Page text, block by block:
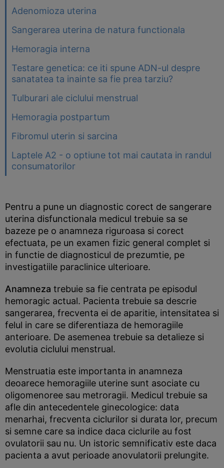
Adenomioza uterina
Sangerarea uterina de natura functionala
Hemoragia interna
Testare genetica: ce iti spune ADN-ul despre
sanatatea ta inainte sa fie prea tarziu?
Tulburari ale ciclului menstrual
Hemoragia postpartum
Fibromul uterin si sarcina
Laptele A2 - o optiune tot mai cautata in randul
consumatorilor
Pentru a pune un diagnostic corect de sangerare
uterina disfunctionala medicul trebuie sa se
bazeze pe o anamneza riguroasa si corect
efectuata, pe un examen fizic general complet si
in functie de diagnosticul de prezumtie, pe
investigatiile paraclinice ulterioare.
Anamneza trebuie sa fie centrata pe episodul
hemoragic actual. Pacienta trebuie sa descrie
sangerarea, frecventa ei de aparitie, intensitatea si
felul in care se diferentiaza de hemoragiile
anterioare. De asemenea trebuie sa detalieze si
evolutia ciclului menstrual.
Menstruatia este importanta in anamneza
deoarece hemoragiile uterine sunt asociate cu
oligomenoree sau metroragii. Medicul trebuie sa
afle din antecedentele ginecologice: data
menarhai, frecventa ciclurilor si durata lor, precum
si semne care sa indice daca ciclurile au fost
ovulatorii sau nu. Un istoric semnificativ este daca
pacienta a avut perioade anovulatorii prelungite.